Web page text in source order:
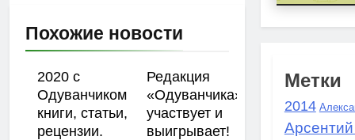
Похожие новости
2020 с
Одуванчиком:
книги, статьи,
рецензии.
Редакция
«Одуванчика»
участвует и
выигрывает!
Метки
2014